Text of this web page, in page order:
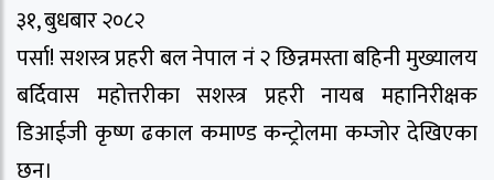
३१, बुधबार २०८२
पर्सा! सशस्त्र प्रहरी बल नेपाल नं २ छिन्नमस्ता बहिनी मुख्यालय
बर्दिवास महोत्तरीका सशस्त्र प्रहरी नायब महानिरीक्षक
डिआईजी कृष्ण ढकाल कमाण्ड कन्ट्रोलमा कम्जोर देखिएका
छन।